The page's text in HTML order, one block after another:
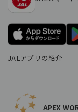
JALアプリの紹介
APEX